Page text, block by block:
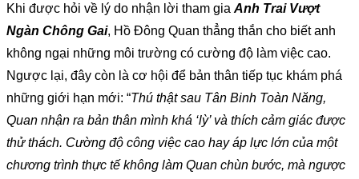
Khi được hỏi về lý do nhận lời tham gia Anh Trai Vượt
Ngàn Chông Gai, Hồ Đông Quan thẳng thắn cho biết anh
không ngại những môi trường có cường độ làm việc cao.
Ngược lại, đây còn là cơ hội để bản thân tiếp tục khám phá
những giới hạn mới: “Thú thật sau Tân Binh Toàn Năng,
Quan nhận ra bản thân mình khá ‘lỳ’ và thích cảm giác được
thử thách. Cường độ công việc cao hay áp lực lớn của một
chương trình thực tế không làm Quan chùn bước, mà ngược